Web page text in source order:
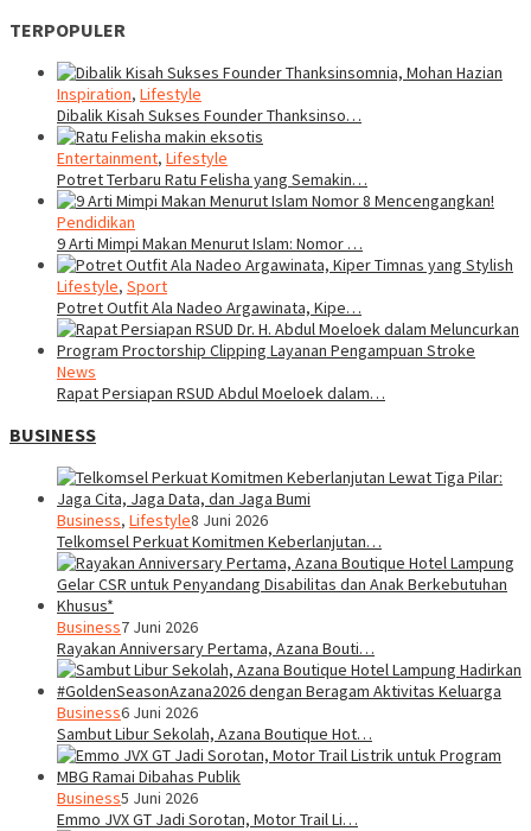
TERPOPULER
Inspiration, Lifestyle
Dibalik Kisah Sukses Founder Thanksinso…
Entertainment, Lifestyle
Potret Terbaru Ratu Felisha yang Semakin…
Pendidikan
9 Arti Mimpi Makan Menurut Islam: Nomor …
Lifestyle, Sport
Potret Outfit Ala Nadeo Argawinata, Kipe…
News
Rapat Persiapan RSUD Abdul Moeloek dalam…
BUSINESS
Business, Lifestyle8 Juni 2026
Telkomsel Perkuat Komitmen Keberlanjutan…
Business7 Juni 2026
Rayakan Anniversary Pertama, Azana Bouti…
Business6 Juni 2026
Sambut Libur Sekolah, Azana Boutique Hot…
Business5 Juni 2026
Emmo JVX GT Jadi Sorotan, Motor Trail Li…